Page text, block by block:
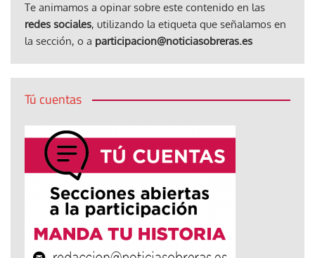
Te animamos a opinar sobre este contenido en las
redes sociales, utilizando la etiqueta que señalamos en
la sección, o a participacion@noticiasobreras.es
Tú cuentas